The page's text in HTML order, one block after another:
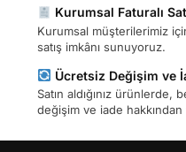
Kurumsal Faturalı
Kurumsal müşterilerimiz
satış imkânı sunuyoruz.
Ücretsiz Değişim ve
Satın aldığınız
değişim ve iade